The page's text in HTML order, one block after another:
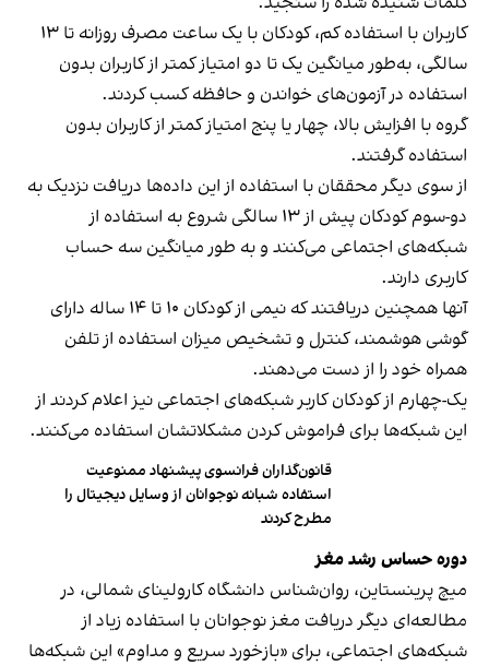
کاربران با استفاده کم، کودکان با یک ساعت مصرف روزانه تا ۱۳
سالگی، به‌طور میانگین یک تا دو امتیاز کمتر از کاربران بدون
استفاده در آزمون‌های خواندن و حافظه کسب کردند.
گروه با افزایش بالا، چهار یا پنج امتیاز کمتر از کاربران بدون
استفاده گرفتند.
از سوی دیگر محققان با استفاده از این داده‌ها دریافت نزدیک به
دو-سوم کودکان پیش از ۱۳ سالگی شروع به استفاده از
شبکه‌های اجتماعی می‌کنند و به طور میانگین سه حساب
کاربری دارند.
آنها همچنین دریافتند که نیمی از کودکان ۱۰ تا ۱۴ ساله دارای
گوشی هوشمند، کنترل و تشخیص میزان استفاده از تلفن
همراه خود را از دست می‌دهند.
یک-چهارم از کودکان کاربر شبکه‌های اجتماعی نیز اعلام کردند از
این شبکه‌ها برای فراموش کردن مشکلاتشان استفاده می‌کنند.
قانون‌گذاران فرانسوی پیشنهاد ممنوعیت
استفاده شبانه نوجوانان از وسایل دیجیتال را
مطرح کردند
دوره حساس رشد مغز
میچ پرینستاین، روان‌شناس دانشگاه کارولینای شمالی، در
مطالعه‌ای دیگر دریافت مغز نوجوانان با استفاده زیاد از
شبکه‌های اجتماعی، برای «بازخورد سریع و مداوم» این شبکه‌ها